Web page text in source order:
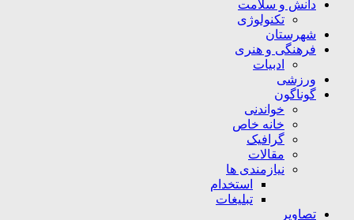
دانش و سلامت
تکنولوژی
شهرستان
فرهنگی و هنری
ادبیات
ورزشی
گوناگون
خواندنی
خانه خاص
گرافیک
مقالات
نیازمندی ها
استخدام
تبلیغات
تصاویر